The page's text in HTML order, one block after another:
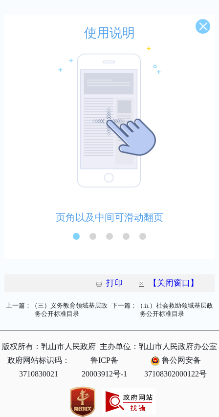
打印 【关闭窗口】
上一篇：（三）义务教育领域基层政
务公开标准目录
下一篇：（五）社会救助领域基层政
务公开标准目录
版权所有：乳山市人民政府 主办单位：乳山市人民政府办公室
政府网站标识码：
3710830021
鲁ICP备
20003912号-1
鲁公网安备
37108302000122号